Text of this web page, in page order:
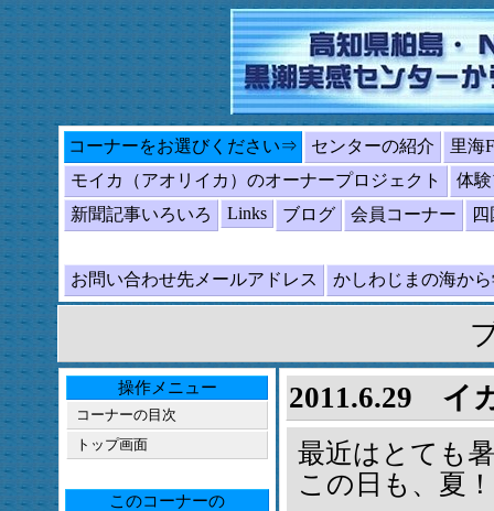
コーナーをお選びください⇒ センターの紹介
里海
モイカ（アオリイカ）のオーナープロジェクト
体
新聞記事いろいろ
Links ブログ 会員コーナー
お問い合わせ先メールアドレス かしわじまの海か
操作メニュー
コーナーの目次
トップ画面
このコーナーの
2011.6.29 イ
最近はとても
この日も、夏